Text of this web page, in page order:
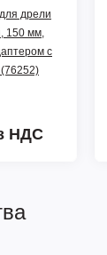
дрели
150 мм,
c
НДС